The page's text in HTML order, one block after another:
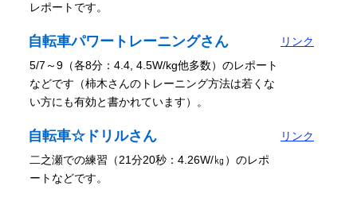
レポートです。
自転車パワートレーニングさん
リンク
5/7～9（各8分：4.4, 4.5W/kg他多数）のレポート
などです（柿木さんのトレーニング方法は若くな
い方にも有効と書かれています）。
自転車☆ドリルさん
リンク
二之瀬での練習（21分20秒：4.26W/㎏）のレポ
ートなどです。